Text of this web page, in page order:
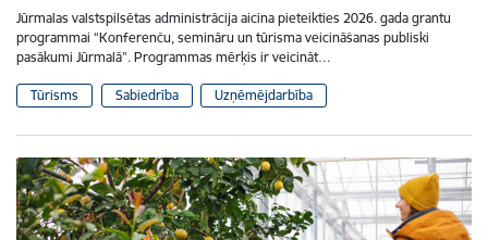
Jūrmalas valstspilsētas administrācija aicina pieteikties 2026. gada grantu
programmai “Konferenču, semināru un tūrisma veicināšanas publiski
pasākumi Jūrmalā”. Programmas mērķis ir veicināt…
Tūrisms Sabiedrība Uzņēmējdarbība